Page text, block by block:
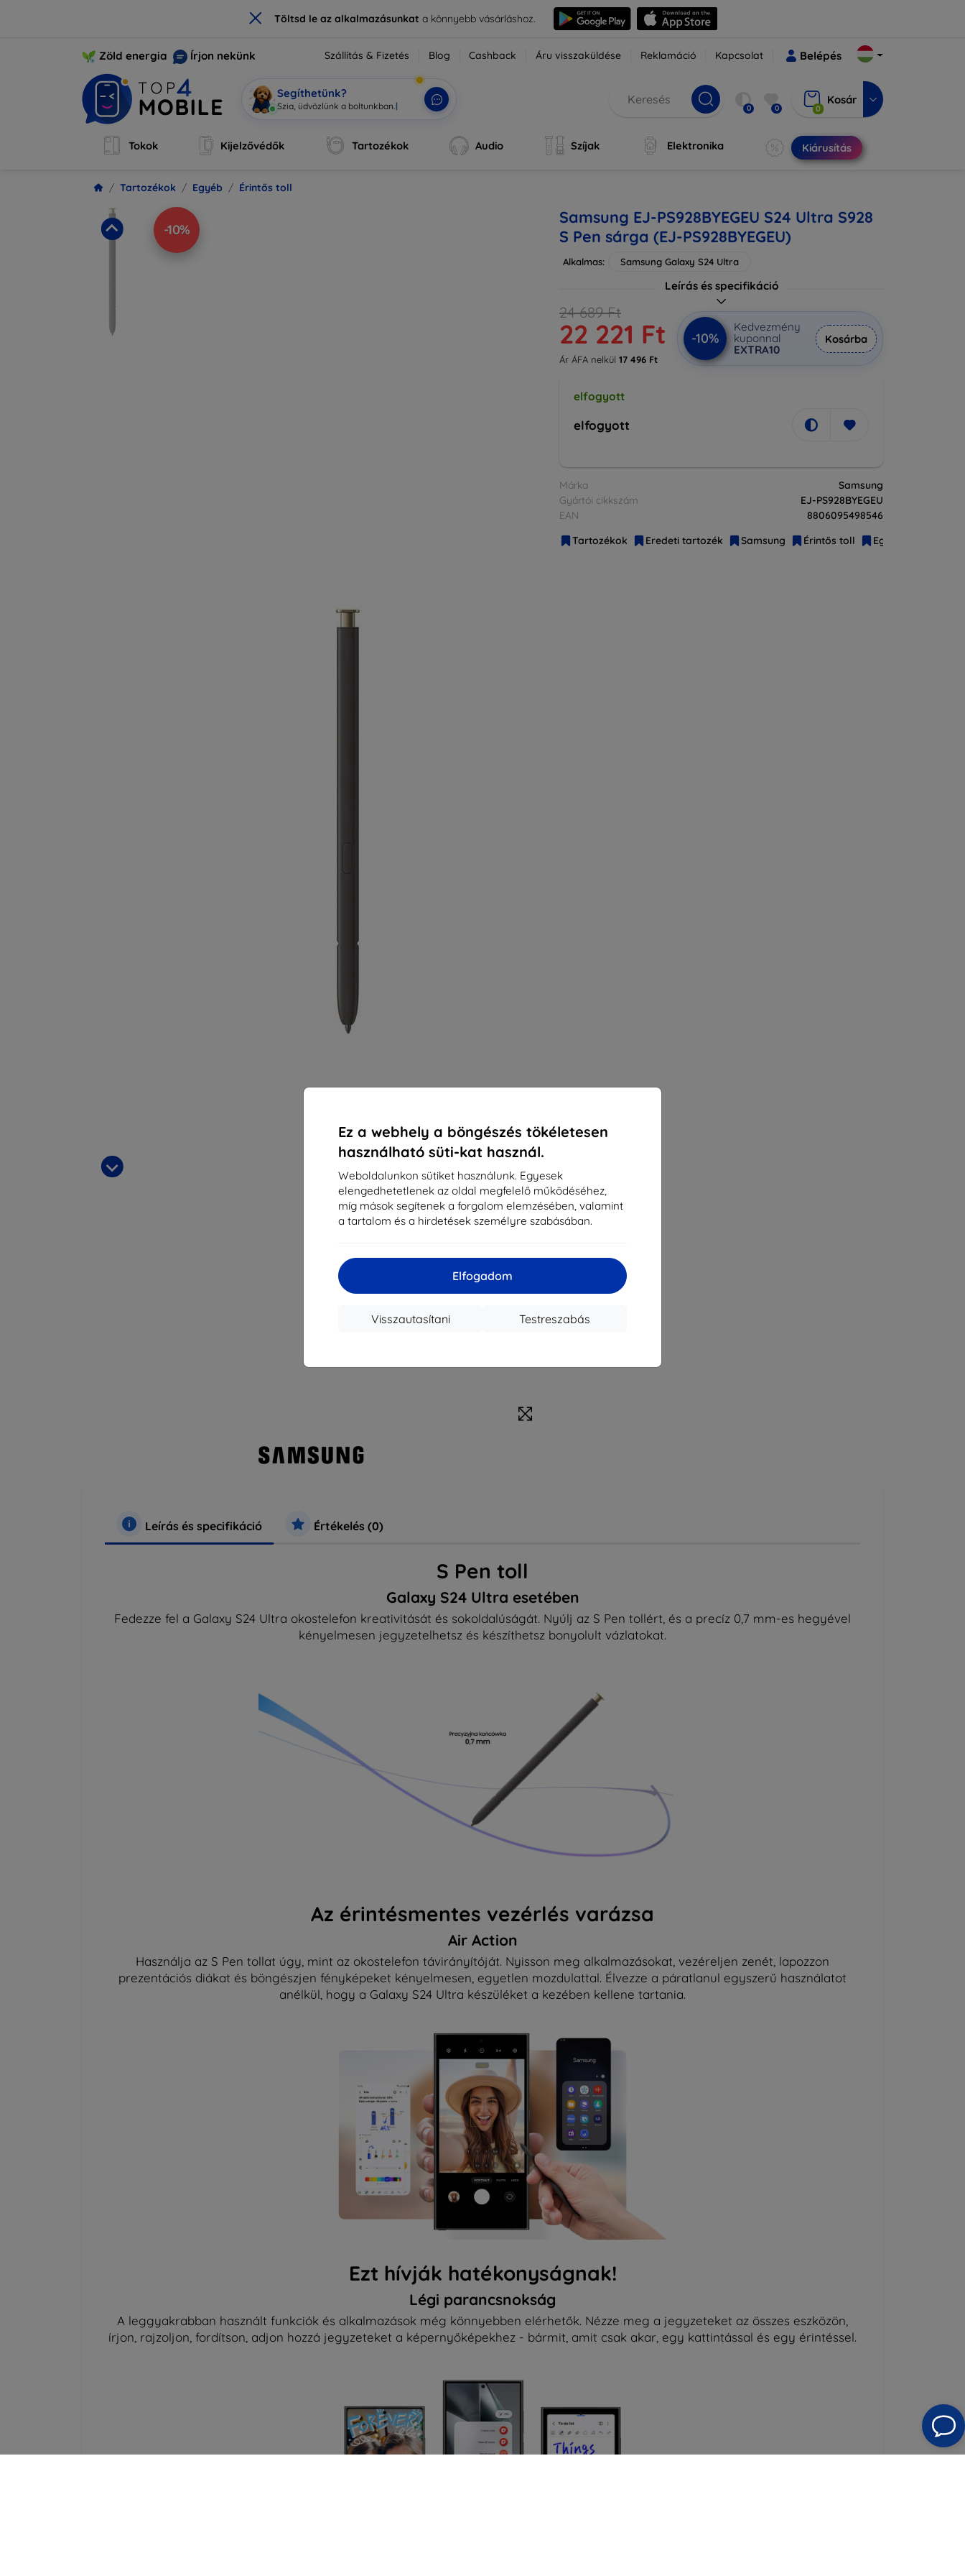
× Töltsd le az alkalmazásunkata könnyebb vásárláshoz.
Ez a webhely a böngészés tökéletesen
használható süti-kat használ.
Weboldalunkon sütiket használunk. Egyesek
elengedhetetlenek az oldal megfelelő működéséhez,
míg mások segítenek a forgalom elemzésében, valamint
a tartalom és a hirdetések személyre szabásában.
Elfogadom
Testreszabás
Visszautasítani
Zöld energia Írjon nekünk Szállítás & Fizetés Blog Cashback Áru visszaküldése Reklamáció Kapcsolat Belépés
Segíthetünk?
Szia, ü| 0 0 0
Kosár
Tokok Kijelzővédők Tartozékok Audio Szíjak Elektronika Kiárusítás
Tartozékok Egyéb Érintős toll
-10%
Samsung EJ-PS928BYEGEU S24 Ultra S928
S Pen sárga (EJ-PS928BYEGEU)
Alkalmas: Samsung Galaxy S24 Ultra
Leírás és specifikáció
24 689 Ft
22 221 Ft
Ár ÁFA nelkül 17 496 Ft
-10%
Kedvezmény
kuponnal
EXTRA10
Kosárba
elfogyott
elfogyott
Márka
Samsung
Gyártói cikkszám
EJ-PS928BYEGEU
EAN
8806095498546
Tartozékok
Eredeti tartozék Samsung Érintős toll Egyéb
Leírás és specifikáció Értékelés (0)
S Pen toll
Galaxy S24 Ultra esetében
Fedezze fel a Galaxy S24 Ultra okostelefon kreativitását és sokoldalúságát. Nyúlj az S Pen tollért, és a precíz 0,7 mm-es hegyével
kényelmesen jegyzetelhetsz és készíthetsz bonyolult vázlatokat.
Az érintésmentes vezérlés varázsa
Air Action
Használja az S Pen tollat úgy, mint az okostelefon távirányítóját. Nyisson meg alkalmazásokat, vezéreljen zenét, lapozzon
prezentációs diákat és böngészjen fényképeket kényelmesen, egyetlen mozdulattal. Élvezze a páratlanul egyszerű használatot
anélkül, hogy a Galaxy S24 Ultra készüléket a kezében kellene tartania.
Ezt hívják hatékonyságnak!
Légi parancsnokság
A leggyakrabban használt funkciók és alkalmazások még könnyebben elérhetők. Nézze meg a jegyzeteket az összes eszközön,
írjon, rajzoljon, fordítson, adjon hozzá jegyzeteket a képernyőképekhez - bármit, amit csak akar, egy kattintással és egy érintéssel.